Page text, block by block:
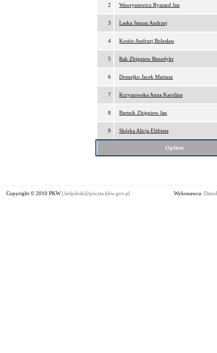
2 Wawryniewicz Ryszard Jan
3 Laska Janusz Andrzej
4 Kosiór Andrzej Bolesław
5 Rak Zbigniew Benedykt
6 Domejko Jacek Mariusz
7 Krzyszowska Anna Karolina
8 Bartnik Zbigniew Jan
9 Skórka Alicja Elżbieta
Ogółem
Copyright © 2010 PKW | helpdesk@poczta.kbw.gov.pl Wykonawca: